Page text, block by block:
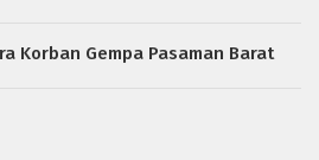
Korban Gempa Pasaman Barat